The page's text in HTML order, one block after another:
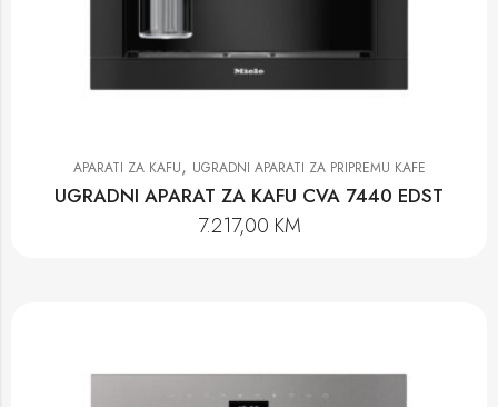
APARATI ZA KAFU, UGRADNI APARATI ZA PRIPREMU KAFE
UGRADNI APARAT ZA KAFU CVA 7440 EDST
7.217,00 KM